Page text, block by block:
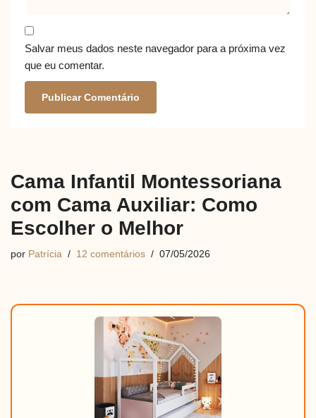
Salvar meus dados neste navegador para a próxima vez
que eu comentar.
Cama Infantil Montessoriana
com Cama Auxiliar: Como
Escolher o Melhor
por Patrícia 12 comentários 07/05/2026